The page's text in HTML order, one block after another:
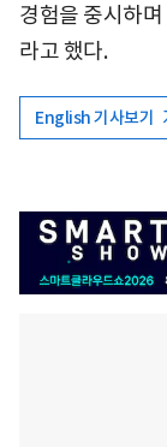
경험을 중시하
라고 했다.
English 기사보기